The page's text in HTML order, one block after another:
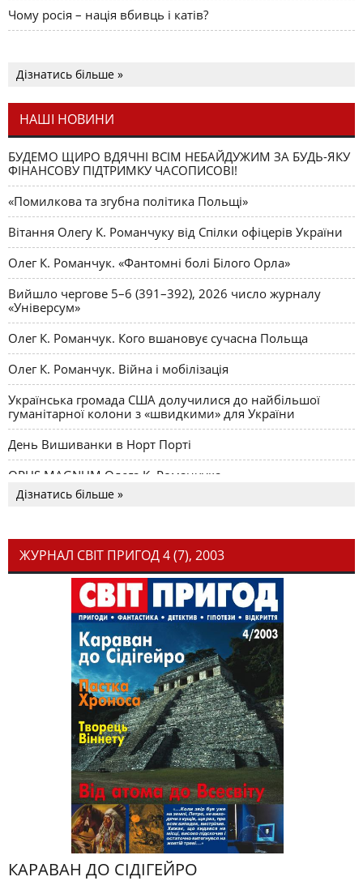
Чому росія – нація вбивць і катів?
Дізнатись більше »
НАШІ НОВИНИ
БУДЕМО ЩИРО ВДЯЧНІ ВСІМ НЕБАЙДУЖИМ ЗА БУДЬ-ЯКУ
ФІНАНСОВУ ПІДТРИМКУ ЧАСОПИСОВІ!
«Помилкова та згубна політика Польщі»
Вітання Олегу К. Романчуку від Спілки офіцерів України
Олег К. Романчук. «Фантомні болі Білого Орла»
Вийшло чергове 5–6 (391–392), 2026 число журналу
«Універсум»
Олег К. Романчук. Кого вшановує сучасна Польща
Олег К. Романчук. Війна і мобілізація
Українська громада США долучилися до найбільшої
гуманітарної колони з «швидкими» для України
День Вишиванки в Норт Порті
OPUS MAGNUM Олега К. Романчука
Дізнатись більше »
ЖУРНАЛ СВІТ ПРИГОД 4 (7), 2003
КАРАВАН ДО СІДІГЕЙРО